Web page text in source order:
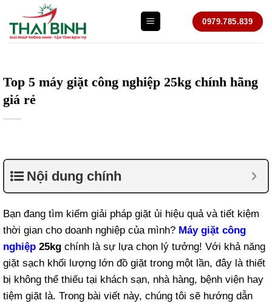
qua
nội
0979.785.839
Top 5 máy giặt công nghiệp 25kg chính hãng
giá rẻ
Nội dung chính
Bạn đang tìm kiếm giải pháp giặt ủi hiệu quả và tiết kiệm
thời gian cho doanh nghiệp của mình? Máy giặt công
nghiệp 25kg chính là sự lựa chọn lý tưởng! Với khả năng
giặt sạch khối lượng lớn đồ giặt trong một lần, đây là thiết
bị không thể thiếu tại khách sạn, nhà hàng, bệnh viện hay
tiệm giặt là. Trong bài viết này, chúng tôi sẽ hướng dẫn